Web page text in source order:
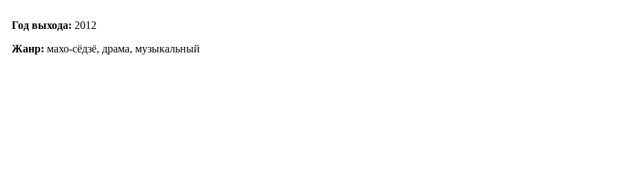
Год выхода: 2012
Жанр: махо-сёдзё, драма, музыкальный